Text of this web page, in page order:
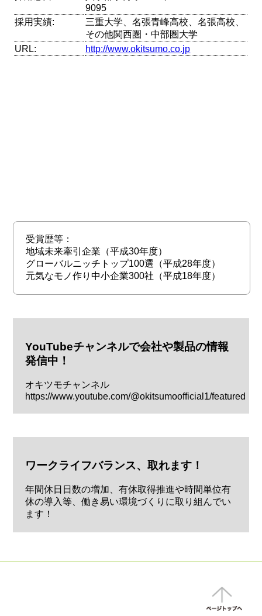
9095
採用実績:
三重大学、名張青峰高校、名張高校、
その他関西圏・中部圏大学
URL:
http://www.okitsumo.co.jp
受賞歴等：
地域未来牽引企業（平成30年度）
グローバルニッチトップ100選（平成28年度）
元気なモノ作り中小企業300社（平成18年度）
YouTubeチャンネルで会社や製品の情報
発信中！
オキツモチャンネル
https://www.youtube.com/@okitsumoofficial1/featured
ワークライフバランス、取れます！
年間休日日数の増加、有休取得推進や時間単位有
休の導入等、働き易い環境づくりに取り組んでい
ます！